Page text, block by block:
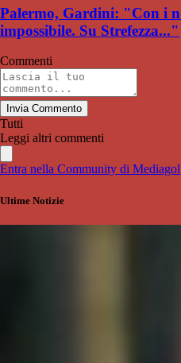
Palermo, Gardini: "Con i
impossibile. Su Strefezza..."
Commenti
Invia Commento
Tutti
Leggi altri commenti
Entra nella Community di Mediagol
Ultime Notizie